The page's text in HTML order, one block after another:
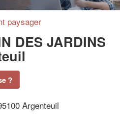
paysager
DES JARDINS
?
Argenteuil